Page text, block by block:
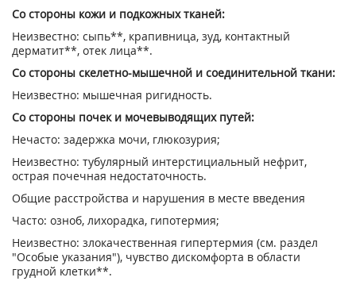
Со стороны кожи и подкожных тканей:
Неизвестно: сыпь**, крапивница, зуд, контактный
дерматит**, отек лица**.
Со стороны скелетно-мышечной и соединительной ткани:
Неизвестно: мышечная ригидность.
Со стороны почек и мочевыводящих путей:
Нечасто: задержка мочи, глюкозурия;
Неизвестно: тубулярный интерстициальный нефрит,
острая почечная недостаточность.
Общие расстройства и нарушения в месте введения
Часто: озноб, лихорадка, гипотермия;
Неизвестно: злокачественная гипертермия (см. раздел
"Особые указания"), чувство дискомфорта в области
грудной клетки**.